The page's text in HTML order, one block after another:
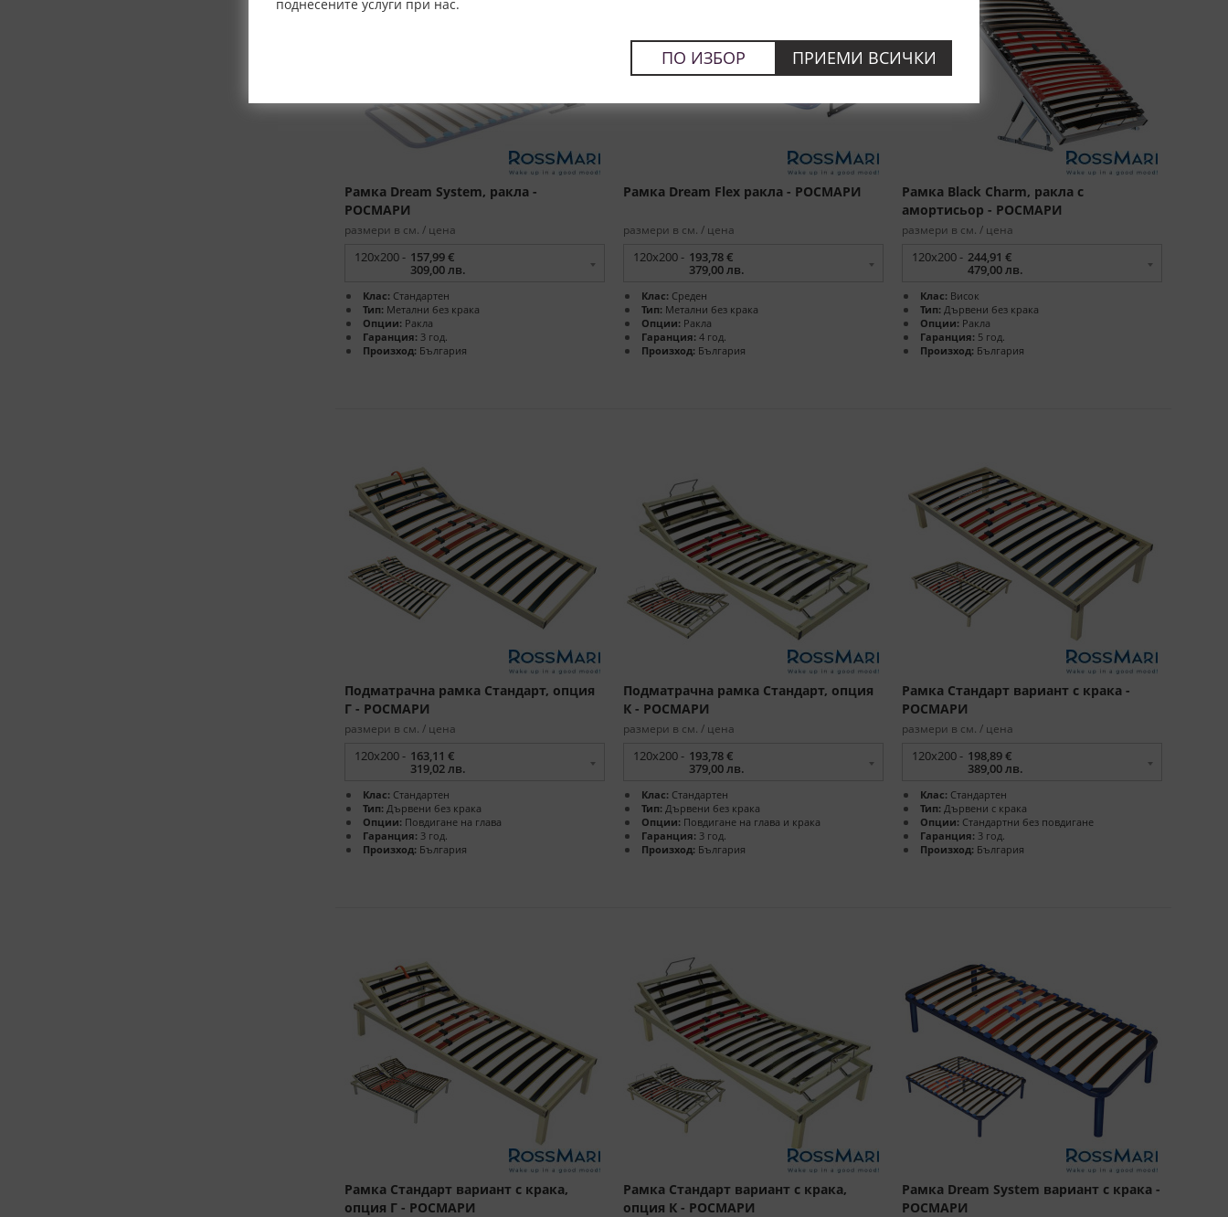
поднесените услуги при нас.
ПО ИЗБОР ПРИЕМИ ВСИЧКИ
Рамка Dream System, ракла -
РОСМАРИ
размери в см. / цена
120x200 - 157,99 €
309,00 лв.
Клас: Стандартен
Тип: Метални без крака
Опции: Ракла
Гаранция: 3 год.
Произход: България
Рамка Dream Flex ракла - РОСМАРИ
размери в см. / цена
120x200 - 193,78 €
379,00 лв.
Клас: Среден
Тип: Метални без крака
Опции: Ракла
Гаранция: 4 год.
Произход: България
Рамка Black Charm, ракла с
амортисьор - РОСМАРИ
размери в см. / цена
120x200 - 244,91 €
479,00 лв.
Клас: Висок
Тип: Дървени без крака
Опции: Ракла
Гаранция: 5 год.
Произход: България
Подматрачна рамка Стандарт, опция
Г - РОСМАРИ
размери в см. / цена
120x200 - 163,11 €
319,02 лв.
Клас: Стандартен
Тип: Дървени без крака
Опции: Повдигане на глава
Гаранция: 3 год.
Произход: България
Подматрачна рамка Стандарт, опция
К - РОСМАРИ
размери в см. / цена
120x200 - 193,78 €
379,00 лв.
Клас: Стандартен
Тип: Дървени без крака
Опции: Повдигане на глава и крака
Гаранция: 3 год.
Произход: България
Рамка Стандарт вариант с крака -
РОСМАРИ
размери в см. / цена
120x200 - 198,89 €
389,00 лв.
Клас: Стандартен
Тип: Дървени с крака
Опции: Стандартни без повдигане
Гаранция: 3 год.
Произход: България
Рамка Стандарт вариант с крака,
опция Г - РОСМАРИ
Рамка Стандарт вариант с крака,
опция К - РОСМАРИ
Рамка Dream System вариант с крака -
РОСМАРИ